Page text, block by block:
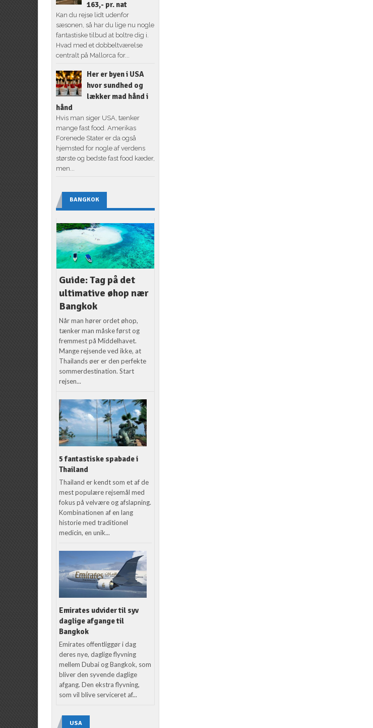
163,- pr. nat
Kan du rejse lidt udenfor
sæsonen, så har du lige nu nogle
fantastiske tilbud at boltre dig i.
Hvad med et dobbeltværelse
centralt på Mallorca for...
Her er byen i USA
hvor sundhed og
lækker mad hånd i
hånd
Hvis man siger USA, tænker
mange fast food. Amerikas
Forenede Stater er da også
hjemsted for nogle af verdens
største og bedste fast food kæder,
men...
BANGKOK
Guide: Tag på det
ultimative øhop nær
Bangkok
Når man hører ordet øhop,
tænker man måske først og
fremmest på Middelhavet.
Mange rejsende ved ikke, at
Thailands øer er den perfekte
sommerdestination. Start
rejsen...
5 fantastiske spabade i
Thailand
Thailand er kendt som et af de
mest populære rejsemål med
fokus på velvære og afslapning.
Kombinationen af en lang
historie med traditionel
medicin, en unik...
Emirates udvider til syv
daglige afgange til
Bangkok
Emirates offentliggør i dag
deres nye, daglige flyvning
mellem Dubai og Bangkok, som
bliver den syvende daglige
afgang. Den ekstra flyvning,
som vil blive serviceret af...
USA